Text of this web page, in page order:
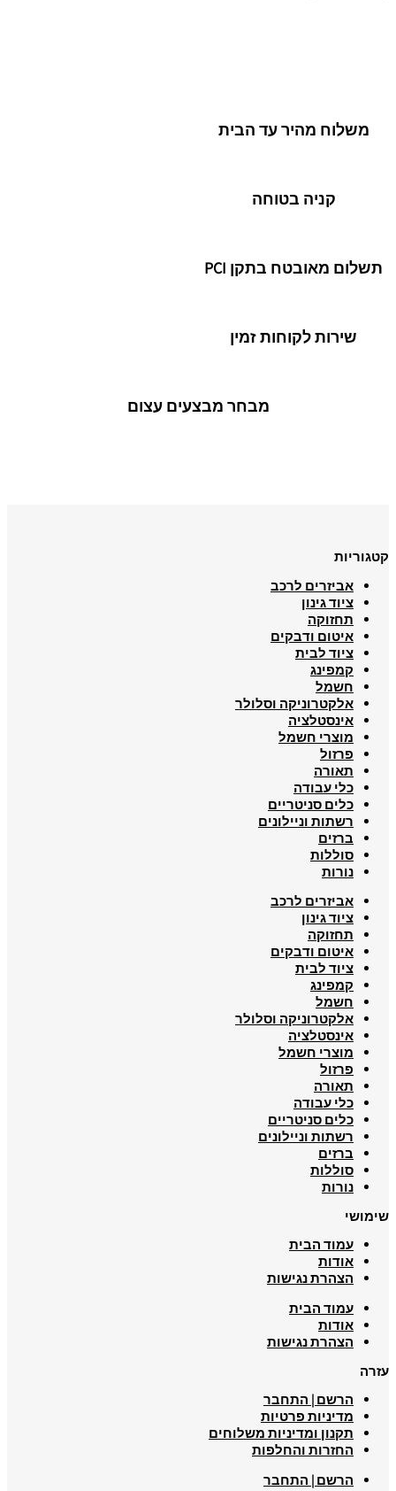
משלוח מהיר עד הבית
קניה בטוחה
תשלום מאובטח בתקן PCI
שירות לקוחות זמין
מבחר מבצעים עצום
קטגוריות
אביזרים לרכב
ציוד גינון
תחזוקה
איטום ודבקים
ציוד לבית
קמפינג
חשמל
אלקטרוניקה וסלולר
אינסטלציה
מוצרי חשמל
פרזול
תאורה
כלי עבודה
כלים סניטריים
רשתות וניילונים
ברזים
סוללות
נורות
אביזרים לרכב
ציוד גינון
תחזוקה
איטום ודבקים
ציוד לבית
קמפינג
חשמל
אלקטרוניקה וסלולר
אינסטלציה
מוצרי חשמל
פרזול
תאורה
כלי עבודה
כלים סניטריים
רשתות וניילונים
ברזים
סוללות
נורות
שימושי
עמוד הבית
אודות
הצהרת נגישות
עמוד הבית
אודות
הצהרת נגישות
עזרה
הרשם | התחבר
מדיניות פרטיות
תקנון ומדיניות משלוחים
החזרות והחלפות
הרשם | התחבר